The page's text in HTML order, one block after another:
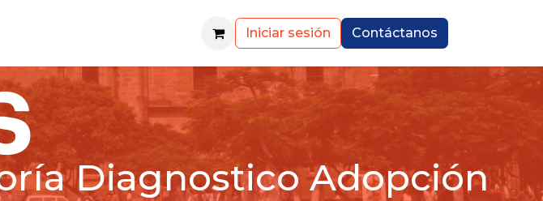
Iniciar sesión Contáctanos
Diagnostico Adopción